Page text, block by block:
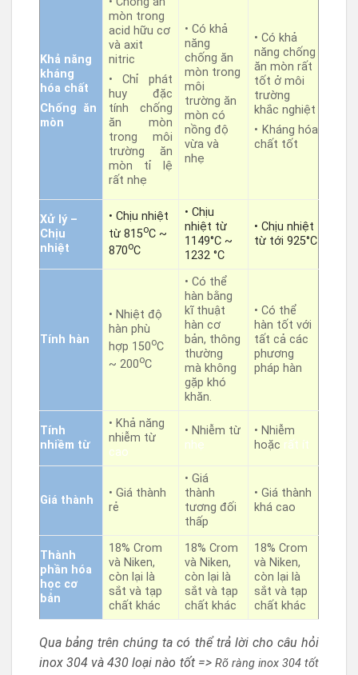
Khả năng
kháng
hóa chất
Chống ăn
mòn
mòn trong
acid hữu cơ
và axit
nitric
• Chỉ phát
huy đặc
tính chống
ăn mòn
trong môi
trường ăn
mòn tỉ lệ
rất nhẹ
• Có khả
năng
chống ăn
mòn trong
môi
trường ăn
mòn có
nồng độ
vừa và
nhẹ
• Có khả
năng chống
ăn mòn rất
tốt ở môi
trường
khắc nghiệt
• Kháng hóa
chất tốt
Xử lý –
Chịu
nhiệt
• Chịu nhiệt
từ 815oC ~
870oC
• Chịu
nhiệt từ
1149°C ~
1232 °C
• Chịu nhiệt
từ tới 925°C
Tính hàn
• Nhiệt độ
hàn phù
hợp 150oC
~ 200oC
• Có thể
hàn bằng
kĩ thuật
hàn cơ
bản, thông
thường
mà không
gặp khó
khăn.
• Có thể
hàn tốt với
tất cả các
phương
pháp hàn
Tính
nhiềm từ
• Khả năng
nhiễm từ
cao
• Nhiễm từ
nhẹ
• Nhiễm
hoặc rất ít
Giá thành
• Giá thành
rẻ
• Giá
thành
tương đối
thấp
• Giá thành
khá cao
Thành
phần hóa
học cơ
bản
18% Crom
và Niken,
còn lại là
sắt và tạp
chất khác
18% Crom
và Niken,
còn lại là
sắt và tạp
chất khác
18% Crom
và Niken,
còn lại là
sắt và tạp
chất khác
Qua bảng trên chúng ta có thể trả lời cho câu hỏi
inox 304 và 430 loại nào tốt =>Rõ ràng inox 304 tốt